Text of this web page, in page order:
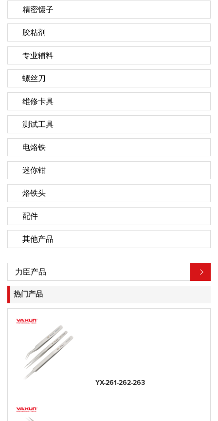
精密镊子
胶粘剂
专业辅料
螺丝刀
维修卡具
测试工具
电烙铁
迷你钳
烙铁头
配件
其他产品
力臣产品
热门产品
YX-261-262-263